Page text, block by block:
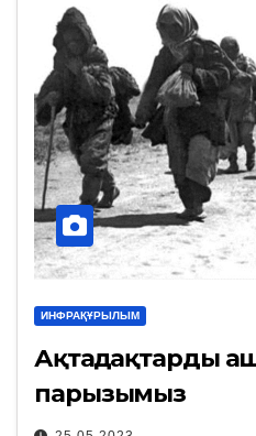
ИНФРАҚҰРЫЛЫМ
Ақтаңдақтарды
парызымыз